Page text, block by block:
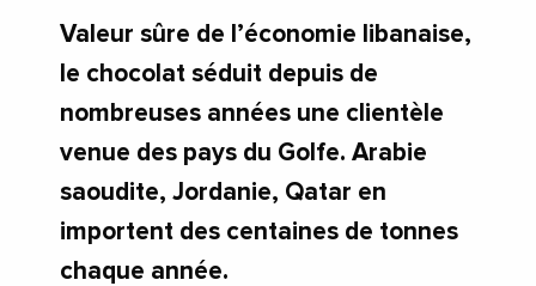
Valeur sûre de l’économie libanaise,
le chocolat séduit depuis de
nombreuses années une clientèle
venue des pays du Golfe. Arabie
saoudite, Jordanie, Qatar en
importent des centaines de tonnes
chaque année.